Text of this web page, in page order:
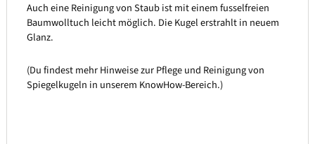
Auch eine Reinigung von Staub ist mit einem fusselfreien
Baumwolltuch leicht möglich. Die Kugel erstrahlt in neuem
Glanz.
(Du findest mehr Hinweise zur Pflege und Reinigung von
Spiegelkugeln in unserem KnowHow-Bereich.)